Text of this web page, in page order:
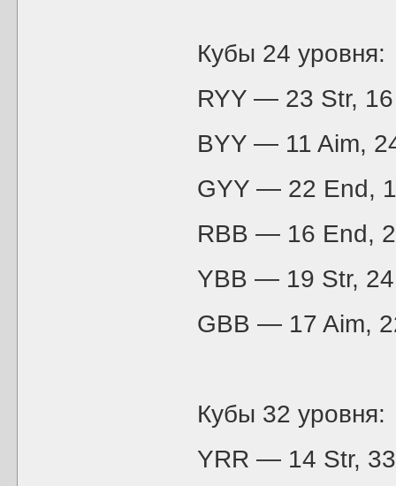
Кубы 24 уровня:
RYY — 23 Str,
BYY — 11 Aim,
GYY — 22 End,
RBB — 16 End,
YBB — 19 Str,
GBB — 17 Aim,
Кубы 32 уровня:
YRR — 14 Str,